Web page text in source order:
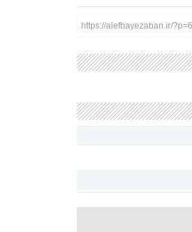
https://alefbayezaban.ir/